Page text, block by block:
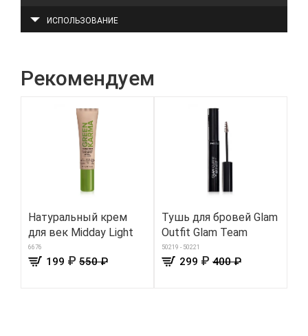
ИСПОЛЬЗОВАНИЕ
Рекомендуем
Натуральный крем
для век Midday Light
6676
199 ₽ 550 ₽
Тушь для бровей Glam
Outfit Glam Team
50219 - 50221
299 ₽ 400 ₽